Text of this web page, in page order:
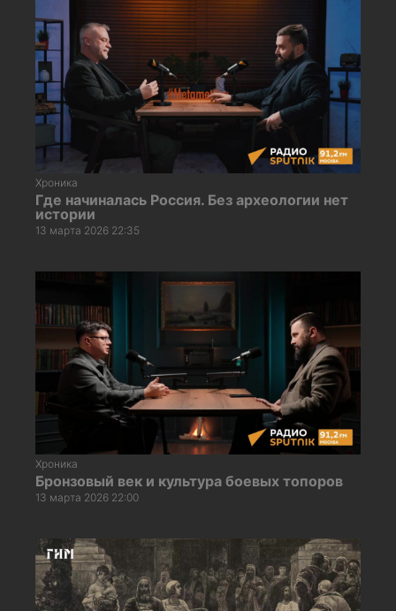
Хроника
Где начиналась Россия. Без археологии нет
истории
13 марта 2026 22:35
Хроника
Бронзовый век и культура боевых топоров
13 марта 2026 22:00